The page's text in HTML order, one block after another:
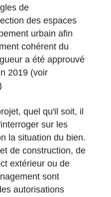
de
des espaces
urbain afin
cohérent du
a été approuvé
2019 (voir
quel qu'il soit, il
sur les
la situation du bien.
de construction, de
extérieur ou de
sont
autorisations